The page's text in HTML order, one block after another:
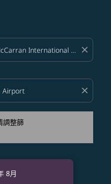
close
close
調整篩
8月